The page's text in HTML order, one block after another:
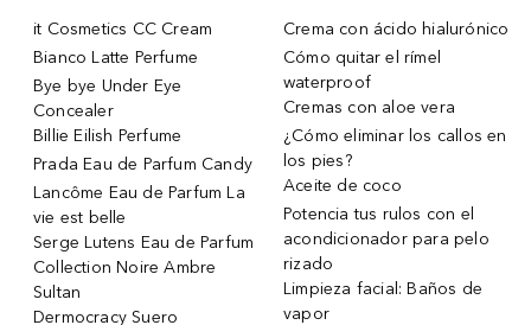
it Cosmetics CC Cream
Bianco Latte Perfume
Bye bye Under Eye
Concealer
Billie Eilish Perfume
Prada Eau de Parfum Candy
Lancôme Eau de Parfum La
vie est belle
Serge Lutens Eau de Parfum
Collection Noire Ambre
Sultan
Dermocracy Suero
Crema con ácido hialurónico
Cómo quitar el rímel
waterproof
Cremas con aloe vera
¿Cómo eliminar los callos en
los pies?
Aceite de coco
Potencia tus rulos con el
acondicionador para pelo
rizado
Limpieza facial: Baños de
vapor